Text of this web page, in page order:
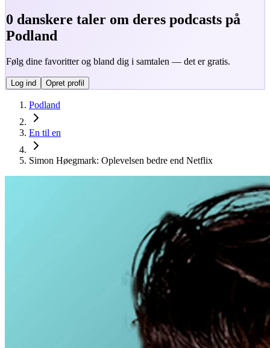
0 danskere taler om deres podcasts på
Podland
Følg dine favoritter og bland dig i samtalen — det er gratis.
Log ind Opret profil
Podland
En til en
Simon Høegmark: Oplevelsen bedre end Netflix